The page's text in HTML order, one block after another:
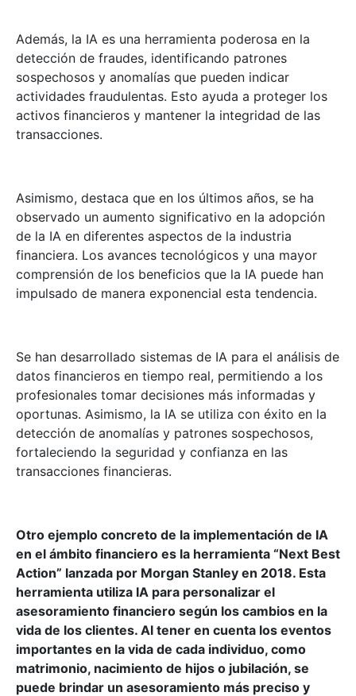
Además, la IA es una herramienta poderosa en la
detección de fraudes, identificando patrones
sospechosos y anomalías que pueden indicar
actividades fraudulentas. Esto ayuda a proteger los
activos financieros y mantener la integridad de las
transacciones.
Asimismo, destaca que en los últimos años, se ha
observado un aumento significativo en la adopción
de la IA en diferentes aspectos de la industria
financiera. Los avances tecnológicos y una mayor
comprensión de los beneficios que la IA puede han
impulsado de manera exponencial esta tendencia.
Se han desarrollado sistemas de IA para el análisis de
datos financieros en tiempo real, permitiendo a los
profesionales tomar decisiones más informadas y
oportunas. Asimismo, la IA se utiliza con éxito en la
detección de anomalías y patrones sospechosos,
fortaleciendo la seguridad y confianza en las
transacciones financieras.
Otro ejemplo concreto de la implementación de IA
en el ámbito financiero es la herramienta “Next Best
Action” lanzada por Morgan Stanley en 2018. Esta
herramienta utiliza IA para personalizar el
asesoramiento financiero según los cambios en la
vida de los clientes. Al tener en cuenta los eventos
importantes en la vida de cada individuo, como
matrimonio, nacimiento de hijos o jubilación, se
puede brindar un asesoramiento más preciso y